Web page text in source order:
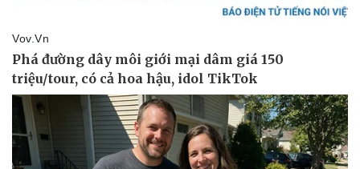
Pháp luật
Vụ án
Tin nóng
Quân sự - Quốc phòng
Vũ khí
Việt Nam